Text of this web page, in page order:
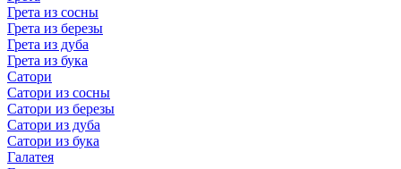
Грета из сосны
Грета из березы
Грета из дуба
Грета из бука
Сатори
Сатори из сосны
Сатори из березы
Сатори из дуба
Сатори из бука
Галатея